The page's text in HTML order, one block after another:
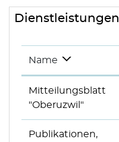
Dienstleistungen
Name
Mitteilungsblatt
"Oberuzwil"
Publikationen,